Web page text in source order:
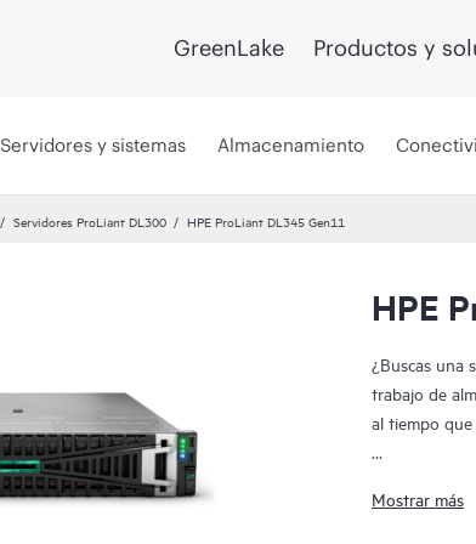
GreenLake Productos y
Servidores y sistemas Almacenamiento
Servidores ProLiant DL300 HPE ProLiant DL345 Gen11
HPE
¿Buscas una
trabajo de
al tiempo
un
Mostrar más